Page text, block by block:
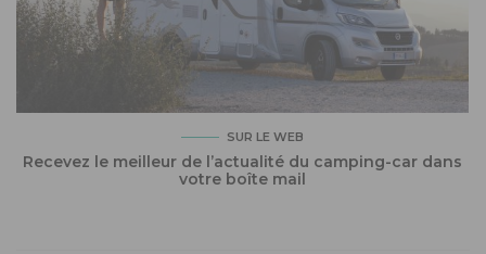
SUR LE WEB
Recevez le meilleur de l’actualité du camping-car dans
votre boîte mail